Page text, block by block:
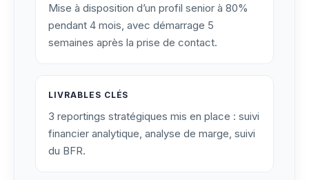
Mise à disposition d’un profil senior à 80%
pendant 4 mois, avec démarrage 5
semaines après la prise de contact.
LIVRABLES CLÉS
3 reportings stratégiques mis en place : suivi
financier analytique, analyse de marge, suivi
du BFR.